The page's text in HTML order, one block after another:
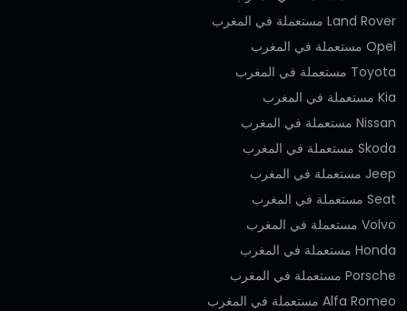
Land Rover مستعملة في المغرب
Opel مستعملة في المغرب
Toyota مستعملة في المغرب
Kia مستعملة في المغرب
Nissan مستعملة في المغرب
Skoda مستعملة في المغرب
Jeep مستعملة في المغرب
Seat مستعملة في المغرب
Volvo مستعملة في المغرب
Honda مستعملة في المغرب
Porsche مستعملة في المغرب
Alfa Romeo مستعملة في المغرب